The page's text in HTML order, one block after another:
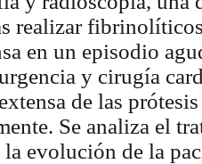
realizar
en un episodio
y cirugía
de las
Se analiza el
evolución de la